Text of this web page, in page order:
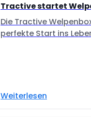
Tractive startet
Die Tractive
perfekte Start ins
Weiterlesen